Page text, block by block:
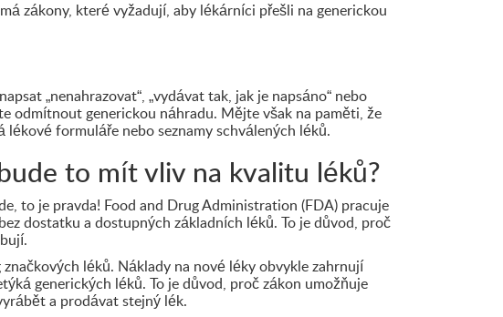
zákony, které vyžadují, aby lékárníci přešli na generickou
„nenahrazovat“, „vydávat tak, jak je napsáno“ nebo
odmítnout generickou náhradu. Mějte však na paměti, že
formuláře nebo seznamy schválených léků.
to mít vliv na kvalitu léků?
to je pravda! Food and Drug Administration (FDA) pracuje
dostatku a dostupných základních léků. To je důvod, proč
léků. Náklady na nové léky obvykle zahrnují
generických léků. To je důvod, proč zákon umožňuje
a prodávat stejný lék.